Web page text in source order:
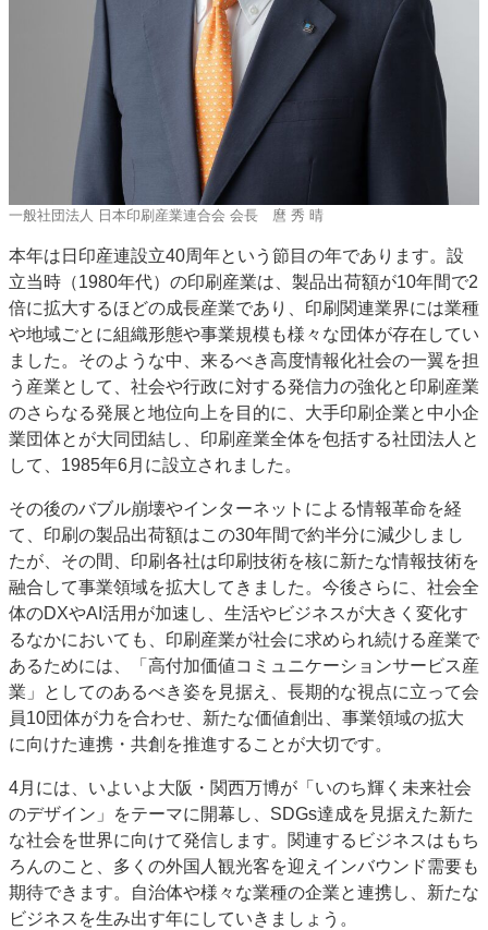
一般社団法人 日本印刷産業連合会 会長 麿 秀 晴
本年は日印産連設立40周年という節目の年であります。設
立当時（1980年代）の印刷産業は、製品出荷額が10年間で2
倍に拡大するほどの成長産業であり、印刷関連業界には業種
や地域ごとに組織形態や事業規模も様々な団体が存在してい
ました。そのような中、来るべき高度情報化社会の一翼を担
う産業として、社会や行政に対する発信力の強化と印刷産業
のさらなる発展と地位向上を目的に、大手印刷企業と中小企
業団体とが大同団結し、印刷産業全体を包括する社団法人と
して、1985年6月に設立されました。
その後のバブル崩壊やインターネットによる情報革命を経
て、印刷の製品出荷額はこの30年間で約半分に減少しまし
たが、その間、印刷各社は印刷技術を核に新たな情報技術を
融合して事業領域を拡大してきました。今後さらに、社会全
体のDXやAI活用が加速し、生活やビジネスが大きく変化す
るなかにおいても、印刷産業が社会に求められ続ける産業で
あるためには、「高付加価値コミュニケーションサービス産
業」としてのあるべき姿を見据え、長期的な視点に立って会
員10団体が力を合わせ、新たな価値創出、事業領域の拡大
に向けた連携・共創を推進することが大切です。
4月には、いよいよ大阪・関西万博が「いのち輝く未来社会
のデザイン」をテーマに開幕し、SDGs達成を見据えた新た
な社会を世界に向けて発信します。関連するビジネスはもち
ろんのこと、多くの外国人観光客を迎えインバウンド需要も
期待できます。自治体や様々な業種の企業と連携し、新たな
ビジネスを生み出す年にしていきましょう。